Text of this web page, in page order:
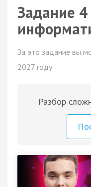
Задание 4
За это задание вы
2027 году
Разбор